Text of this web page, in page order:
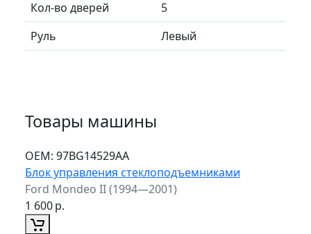
Кол-во дверей
5
Руль
Левый
Товары машины
ОЕМ: 97BG14529AA
Блок управления стеклоподъемниками
Ford Mondeo II (1994—2001)
1 600р.